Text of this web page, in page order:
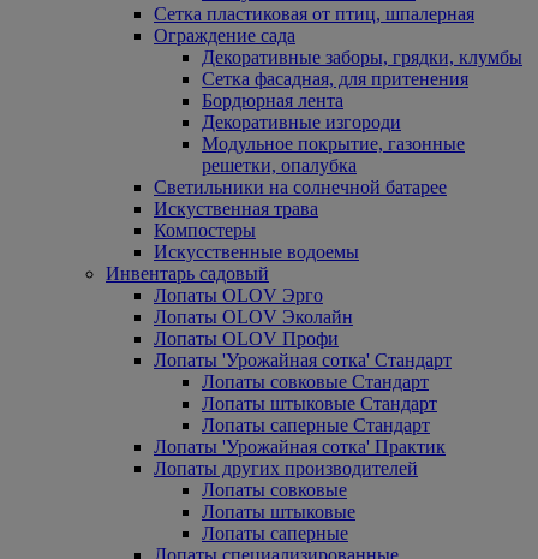
Сетка пластиковая от птиц, шпалерная
Ограждение сада
Декоративные заборы, грядки, клумбы
Сетка фасадная, для притенения
Бордюрная лента
Декоративные изгороди
Модульное покрытие, газонные
решетки, опалубка
Светильники на солнечной батарее
Искуственная трава
Компостеры
Искусственные водоемы
Инвентарь садовый
Лопаты OLOV Эрго
Лопаты OLOV Эколайн
Лопаты OLOV Профи
Лопаты 'Урожайная сотка' Стандарт
Лопаты совковые Стандарт
Лопаты штыковые Стандарт
Лопаты саперные Стандарт
Лопаты 'Урожайная сотка' Практик
Лопаты других производителей
Лопаты совковые
Лопаты штыковые
Лопаты саперные
Лопаты специализированные